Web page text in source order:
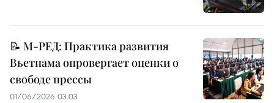
📝 М-РЕД: Практика развития
Вьетнама опровергает оценки о
свободе прессы
01/06/2026 03:03